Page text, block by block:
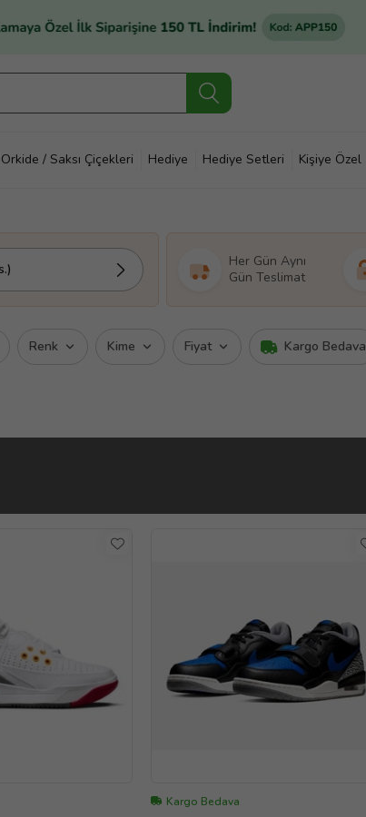
Orkide / Saksı Çiçekleri Hediye Hediye Setleri Kişiye Özel
Her Gün Aynı
Gün Teslimat
Renk Kime Fiyat Kargo Bedava
Kargo Bedava